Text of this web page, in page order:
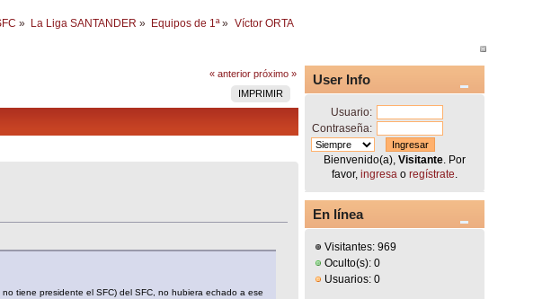
» La Liga SANTANDER » Equipos de 1ª» Víctor ORTA
« anterior próximo »
IMPRIMIR
tiene presidente el SFC) del SFC, no hubiera echado a ese
User Info
Usuario:
Contraseña:
Bienvenido(a),Visitante . Por
favor,ingresa oregístrate
En línea
Visitantes: 969
Oculto(s): 0
Usuarios: 0